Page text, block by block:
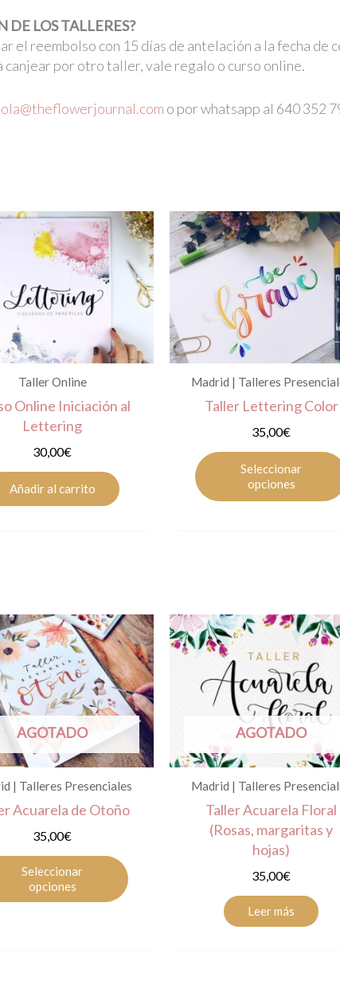
DE LOS TALLERES?
el reembolso con 15 días de antelación a la fecha de
por otro taller, vale regalo o curso online.
o por whatsapp al 640 352
Taller Online
Online Iniciación al
Lettering
30,00€
Añadir al carrito
Madrid | Talleres
Taller Lettering Color
35,00€
Seleccionar
opciones
AGOTADO
| Talleres Presenciales
Acuarela de Otoño
35,00€
Seleccionar
opciones
Este
producto
tiene
múltiples
variantes.
Las
opciones
se
pueden
de
AGOTADO
Madrid | Talleres
Taller Acuarela Floral
(Rosas, margaritas y
hojas)
35,00€
Leer más